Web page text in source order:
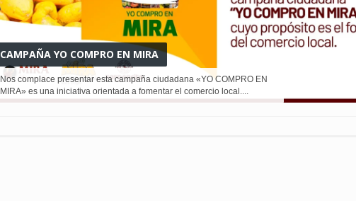
CAMPAÑA YO COMPRO EN MIRA
Nos complace presentar esta campaña ciudadana «YO COMPRO EN
MIRA» es una iniciativa orientada a fomentar el comercio local....